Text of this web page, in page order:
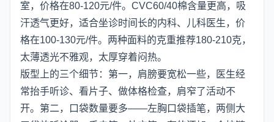
室，价格在80-120元/件。CVC60/40棉含量更高，吸
汗透气更好，适合坐诊时间长的内科、儿科医生，价
格在100-130元/件。两种面料的克重推荐180-210克，
太薄透光不雅观，太厚穿着闷热。
版型上的三个细节：第一，肩膀要宽松一些，医生经
常抬手听诊、看片子、做体格检查，肩窄了活动不
开。第二，口袋数量要多——左胸口袋插笔，两侧大